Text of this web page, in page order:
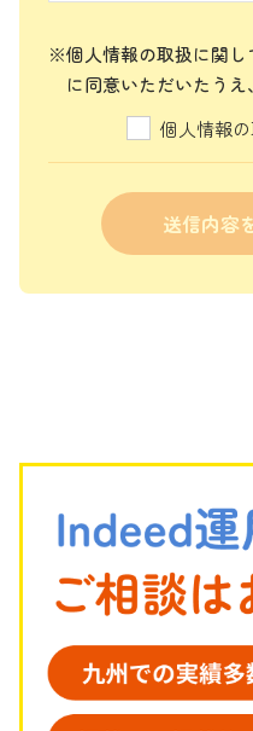
※個人情報の取扱に関し
に同意いただいたうえ
個人情報
送信内容